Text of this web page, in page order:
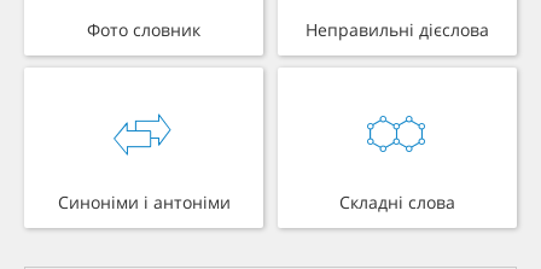
Фото словник Неправильні дієслова
Синоніми і антоніми Складні слова